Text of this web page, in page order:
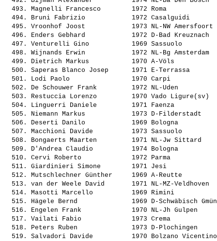
  493.
Magnelli Francesco
1972 Roma
  494.
Bruni Fabrizio
1972 Casalguidi
  495.
Vroonhof Joost
1973 NL-NW
  496.
Enders Gebhard
1972 D-Bad
  497.
Venturelli Gino
1969 Sassuolo
  498.
Wijnands Erwin
1972 NL-Bg
  499.
Dietrich Markus
1970 A-Völs
  500.
Saperas Blanco Josep
1971 E-Terrassa
  501.
Lodi Paolo
1970 Carpi
  502.
De Schouwer Frank
1972 NL-Uden
  503.
Restuccia Lorenzo
1970 Vado
  504.
Linguerri Daniele
1971 Faenza
  505.
Niemann Markus
1973 D-Filderstadt
  506.
Deserti Danilo
1969 Bologna
  507.
Macchioni Davide
1973 Sassuolo
  508.
Bongaerts Maarten
1971 NL-Jw Sittard
  509.
D'Andrea Claudio
1974 Bologna
  510.
Cervi Roberto
1972 Parma
  511.
Giardinieri Simone
1971 Jesi
  512.
Mutschlechner Günther
1969 A-Reutte
  513.
van der Weele David
1971 NL-MZ-
  514.
Masotti Marcello
1969 Rimini
  515.
Hägele Bernd
1969 D-Schwäbisch
  516.
Engelen Frank
1970 NL-Jh Gulpen
  517.
Vailati Fabio
1973 Crema
  518.
Peters Ruben
1973 D-Plochingen
  519.
Salvadori Davide
1970 Bolzano